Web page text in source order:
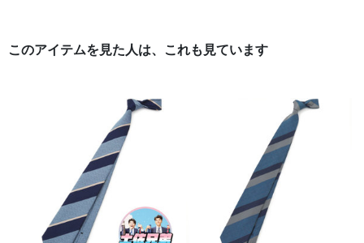
このアイテムを見た人は、これも見ています